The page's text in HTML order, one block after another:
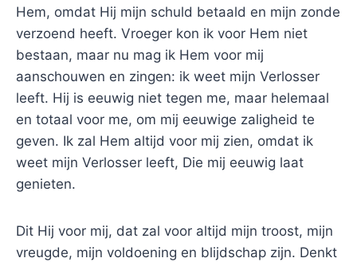
Hem, omdat Hij mijn schuld betaald en mijn zonde
verzoend heeft. Vroeger kon ik voor Hem niet
bestaan, maar nu mag ik Hem voor mij
aanschouwen en zingen: ik weet mijn Verlosser
leeft. Hij is eeuwig niet tegen me, maar helemaal
en totaal voor me, om mij eeuwige zaligheid te
geven. Ik zal Hem altijd voor mij zien, omdat ik
weet mijn Verlosser leeft, Die mij eeuwig laat
genieten.
Dit Hij voor mij, dat zal voor altijd mijn troost, mijn
vreugde, mijn voldoening en blijdschap zijn. Denkt